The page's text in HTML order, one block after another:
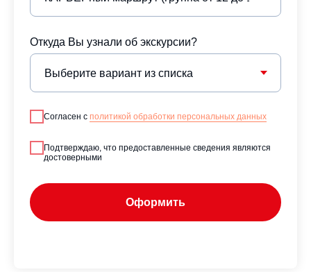
Откуда Вы узнали об экскурсии?
Согласен с политикой обработки персональных данных
Подтверждаю, что предоставленные сведения являются
достоверными
Оформить